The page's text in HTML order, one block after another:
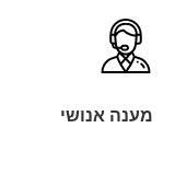
מענה אנושי